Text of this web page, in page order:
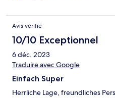
Avis vérifié
10/10 Exceptionnel
6 déc. 2023
Traduire avec Google
Einfach Super
Herrliche Lage, freundliches